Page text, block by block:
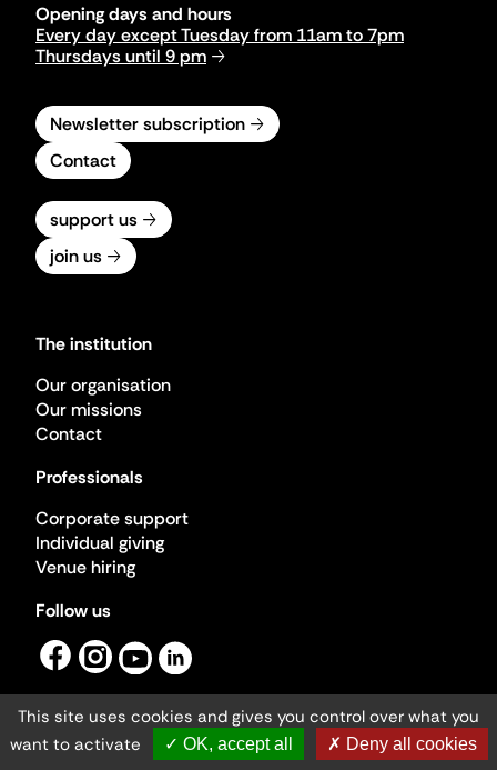
Opening days and hours
Every day except Tuesday from 11am to 7pm
Thursdays until 9 pm
Newsletter subscription
Contact
support us
join us
The institution
Our organisation
Our missions
Contact
Professionals
Corporate support
Individual giving
Venue hiring
Follow us
Ministère de la Culture ©2026
This site uses cookies and gives you control over what you
want to activate
✓ OK, accept all ✗ Deny all cookies